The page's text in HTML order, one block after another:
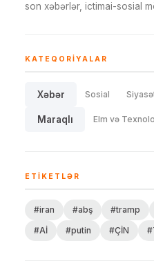
son xəbərlər, ictimai-sosial
KATEQORIYALAR
Xəbər Sosial
Maraqlı Elm və
ETIKETLƏR
#iran #abş #tramp
#Aİ
#putin #ÇİN